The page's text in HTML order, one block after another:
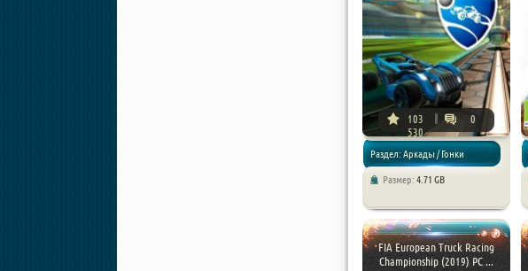
103
530
0
Раздел: Аркады / Гонки
Размер: 4.71 GB
FIA European Truck Racing
Championship (2019) PC ...